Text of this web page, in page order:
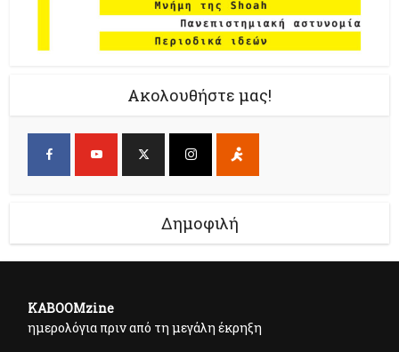
Ακολουθήστε μας!
Δημοφιλή
KABOOMzine
ημερολόγια πριν από τη μεγάλη έκρηξη